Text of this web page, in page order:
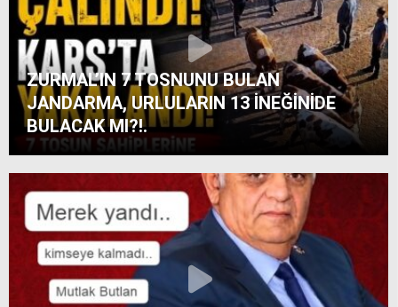
ARDAHAN HANAKLI TOGAY ÇOBAN HER AN
İBB BAŞKANI OLACAK GİBİ!
ZURMAL’IN 7 TOSNUNU BULAN
JANDARMA, URLULARIN 13 İNEĞİNİDE
BULACAK MI?!.